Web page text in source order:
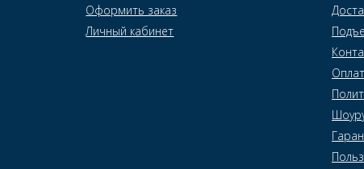
Оформить заказ
Личный кабинет